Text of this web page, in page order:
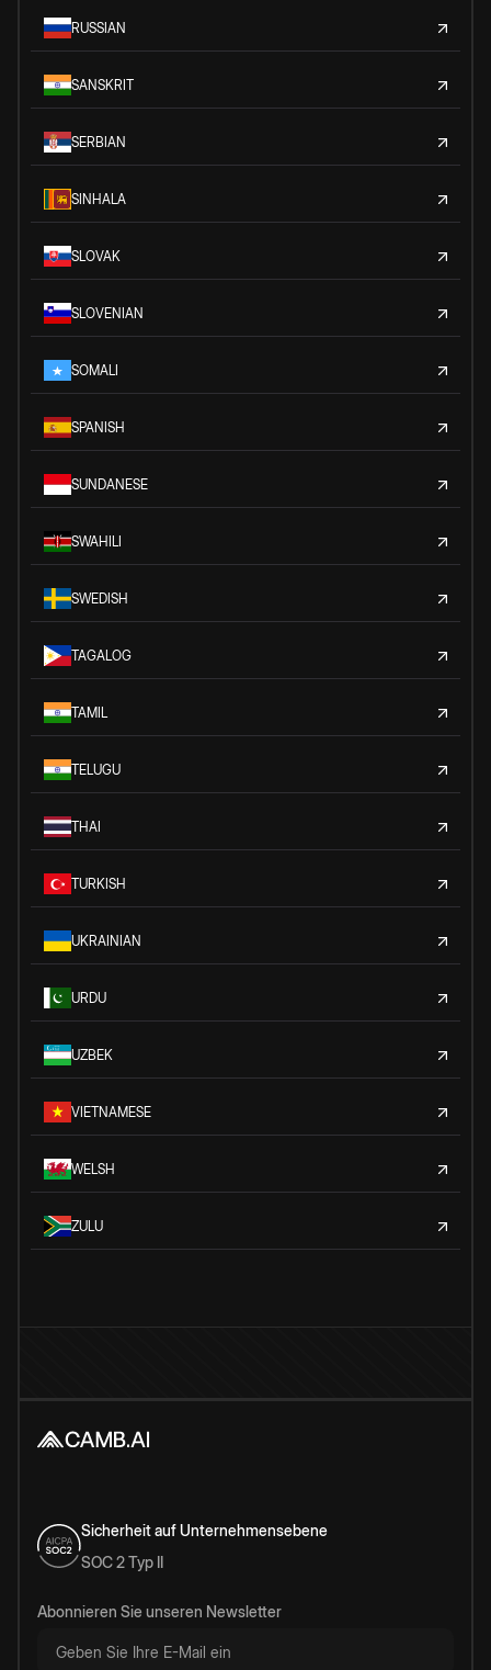
RUSSIAN
SANSKRIT
SERBIAN
SINHALA
SLOVAK
SLOVENIAN
SOMALI
SPANISH
SUNDANESE
SWAHILI
SWEDISH
TAGALOG
TAMIL
TELUGU
THAI
TURKISH
UKRAINIAN
URDU
UZBEK
VIETNAMESE
WELSH
ZULU
Sicherheit auf Unternehmensebene
SOC 2 Typ II
Abonnieren Sie unseren Newsletter